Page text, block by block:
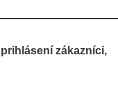
zákazníci,